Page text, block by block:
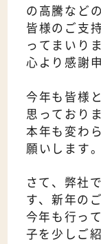
の高騰など
皆様のご支
ってまいり
心より感謝
今年も皆様
思っており
本年も変わ
願いします。
さて、弊社
す、新年の
今年も行っ
子を少しご